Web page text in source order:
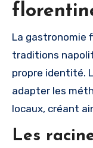
La gastronomie
traditions
propre identité.
adapter les
locaux, créant
Les